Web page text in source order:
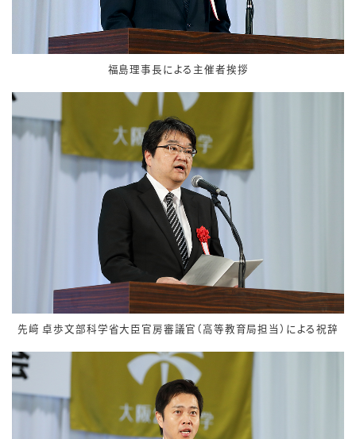
福島理事長による主催者挨拶
先﨑 卓歩文部科学省大臣官房審議官（高等教育局担当）による祝辞